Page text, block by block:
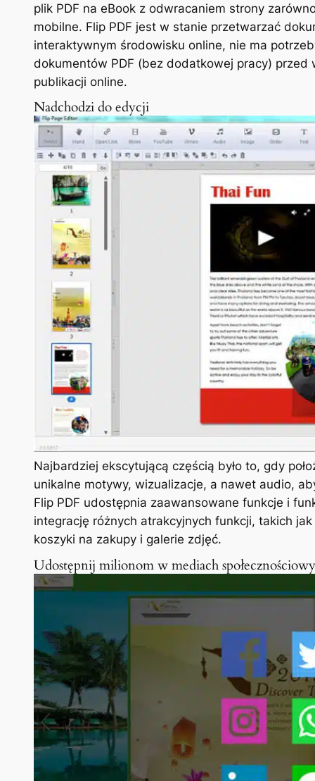
plik PDF na eBook z odwracaniem strony
mobilne. Flip PDF jest w stanie przetwarzać
interaktywnym środowisku online, nie ma
dokumentów PDF (bez dodatkowej pracy)
publikacji online.
Nadchodzi do edycji
Najbardziej ekscytującą częścią było to, gdy
unikalne motywy, wizualizacje, a nawet audio,
Flip PDF udostępnia zaawansowane funkcje i
integrację różnych atrakcyjnych funkcji, takich
koszyki na zakupy i galerie zdjęć.
Udostępnij milionom w mediach